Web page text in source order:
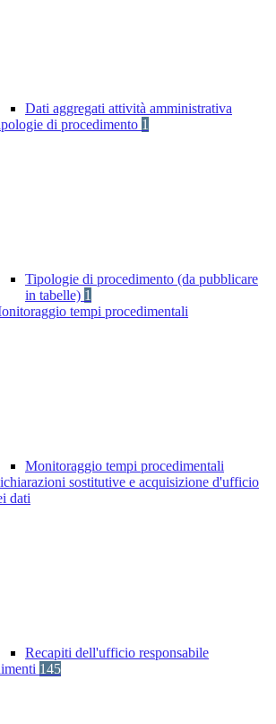
Dati aggregati attività amministrativa
di procedimento 1
Tipologie di procedimento (da pubblicare
in tabelle) 1
tempi procedimentali
Monitoraggio tempi procedimentali
sostitutive e acquisizione d'ufficio
dati
Recapiti dell'ufficio responsabile
145